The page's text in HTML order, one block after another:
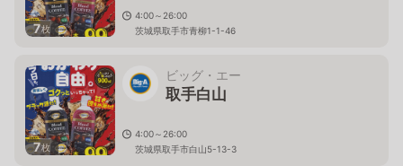
7枚
4:00～26:00
茨城県取手市青柳1-1-46
7枚
ビッグ・エー
取手白山
4:00～26:00
茨城県取手市白山5-13-3